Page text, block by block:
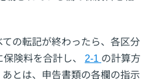
の転記が終わったら、各区分
険料を合計し、 2-1 の計算方
とは、申告書類の各欄の指示